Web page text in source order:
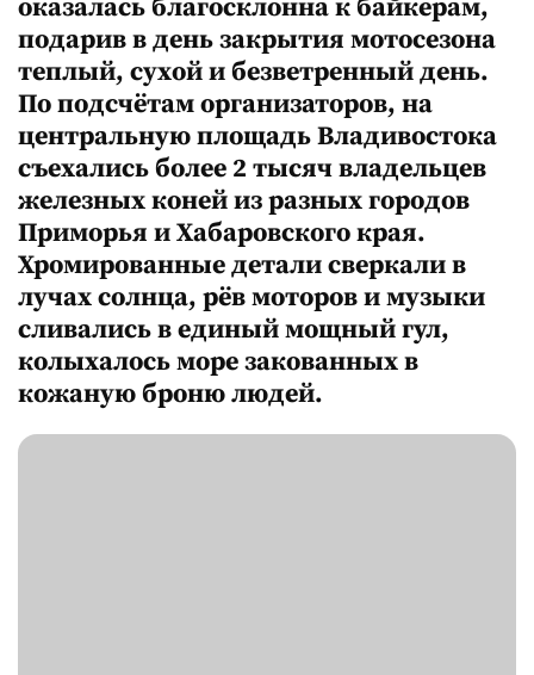
оказалась благосклонна к байкерам,
подарив в день закрытия мотосезона
теплый, сухой и безветренный день.
По подсчётам организаторов, на
центральную площадь Владивостока
съехались более 2 тысяч владельцев
железных коней из разных городов
Приморья и Хабаровского края.
Хромированные детали сверкали в
лучах солнца, рёв моторов и музыки
сливались в единый мощный гул,
колыхалось море закованных в
кожаную броню людей.